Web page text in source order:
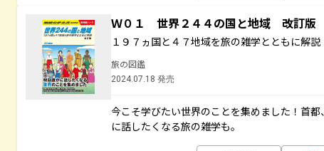
Ｗ０１ 世界２４４の国と地域 改訂版
１９７ヵ国と４７地域を旅の雑学とともに解説
旅の図鑑
2024.07.18 発売
今こそ学びたい世界のことを集めました！首
に話したくなる旅の雑学も。